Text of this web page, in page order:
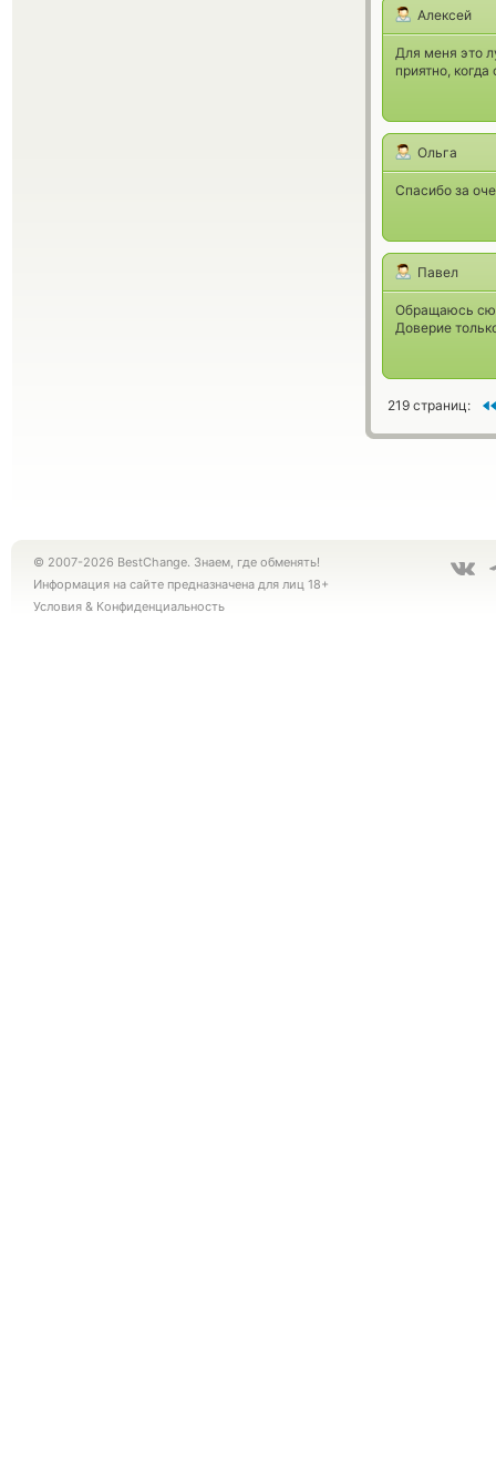
Алексей
Для меня это
приятно,
Ольга
Спасибо за
Павел
Обращаюсь
Доверие
219 страниц:
© 2007-2026 BestChange. Знаем, где обменять!
Информация на сайте предназначена для лиц 18+
Условия & Конфиденциальность